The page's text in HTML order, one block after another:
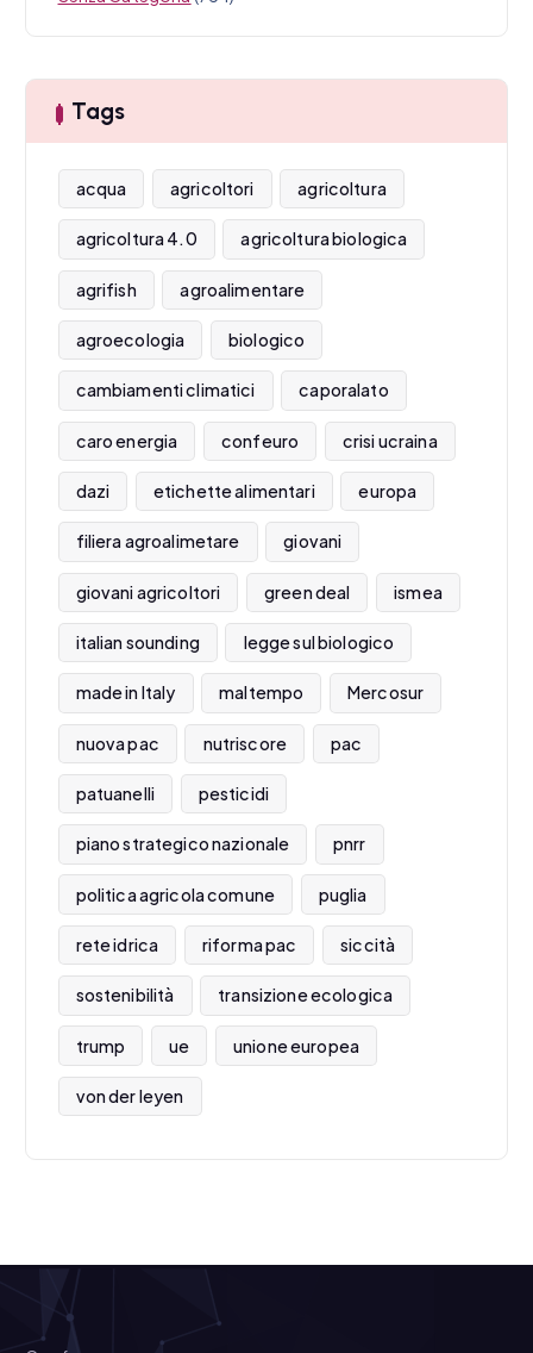
Tags
acqua agricoltori agricoltura
agricoltura 4.0 agricoltura biologica
agrifish agroalimentare
agroecologia biologico
cambiamenti climatici caporalato
caro energia confeuro crisi ucraina
dazi etichette alimentari europa
filiera agroalimetare giovani
giovani agricoltori green deal ismea
italian sounding legge sul biologico
made in Italy maltempo Mercosur
nuova pac nutriscore pac
patuanelli pesticidi
piano strategico nazionale pnrr
politica agricola comune puglia
rete idrica riforma pac siccità
sostenibilità transizione ecologica
trump ue unione europea
von der leyen